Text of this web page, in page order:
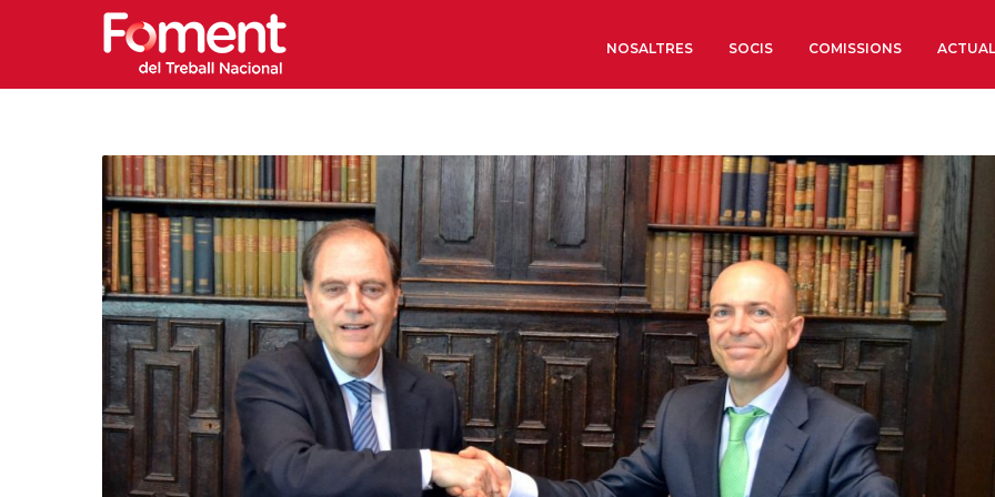
NOSALTRES
Òrgans de Govern
Òrgans Consultius
Estructura Executiva
Institut d’Estudis
Societat Barcelonesa
Econòmics i Socials
Organitzacions
Organitzacions
Coneix més
SOCIS COMISSIONS